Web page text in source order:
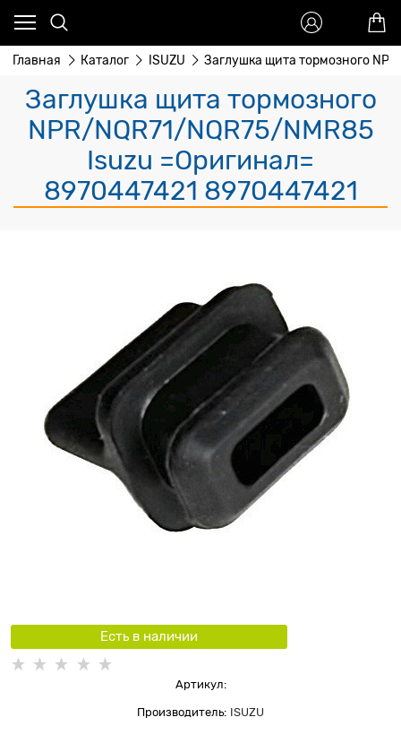
Главная Каталог ISUZU Заглушка щита тормозного
Заглушка щита тормозного
NPR/NQR71/NQR75/NMR85
Isuzu =Оригинал=
8970447421 8970447421
Есть в наличии
Артикул:
Производитель: ISUZU